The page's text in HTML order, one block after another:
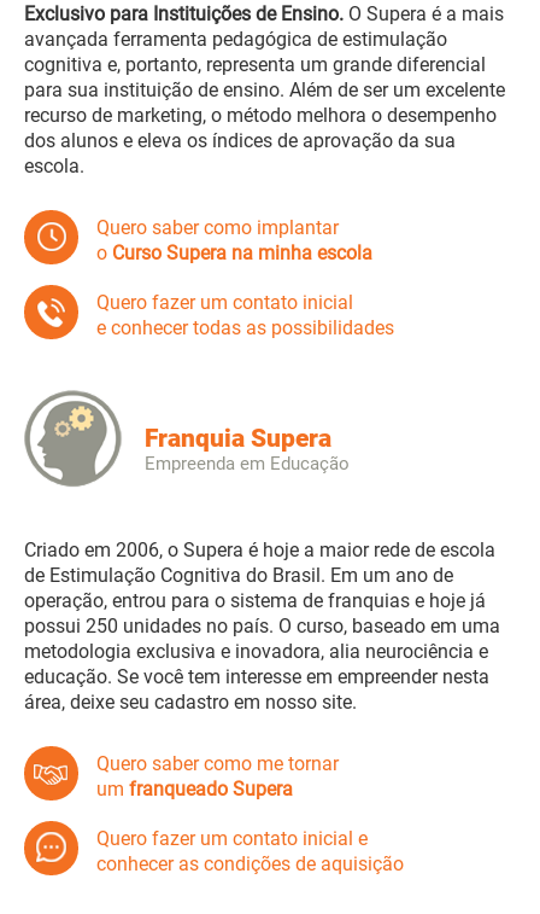
Exclusivo para Instituições de Ensino. O Supera é a mais
avançada ferramenta pedagógica de estimulação
cognitiva e, portanto, representa um grande diferencial
para sua instituição de ensino. Além de ser um excelente
recurso de marketing, o método melhora o desempenho
dos alunos e eleva os índices de aprovação da sua
escola.
Quero saber como implantar
o Curso Supera na minha escola
Quero fazer um contato inicial
e conhecer todas as possibilidades
Franquia Supera
Empreenda em Educação
Criado em 2006, o Supera é hoje a maior rede de escola
de Estimulação Cognitiva do Brasil. Em um ano de
operação, entrou para o sistema de franquias e hoje já
possui 250 unidades no país. O curso, baseado em uma
metodologia exclusiva e inovadora, alia neurociência e
educação. Se você tem interesse em empreender nesta
área, deixe seu cadastro em nosso site.
Quero saber como me tornar
um franqueado Supera
Quero fazer um contato inicial e
conhecer as condições de aquisição